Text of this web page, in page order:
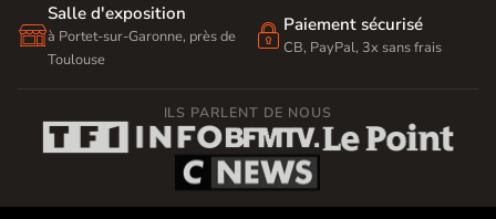

Salle d'exposition
à Portet-sur-Garonne, près de
Toulouse
 Paiement sécurisé
CB, PayPal, 3x sans frais
ILS PARLENT DE NOUS